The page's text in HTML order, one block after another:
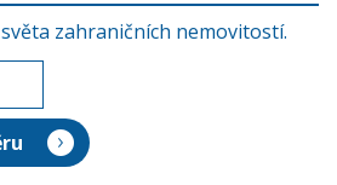
zahraničních nemovitostí.